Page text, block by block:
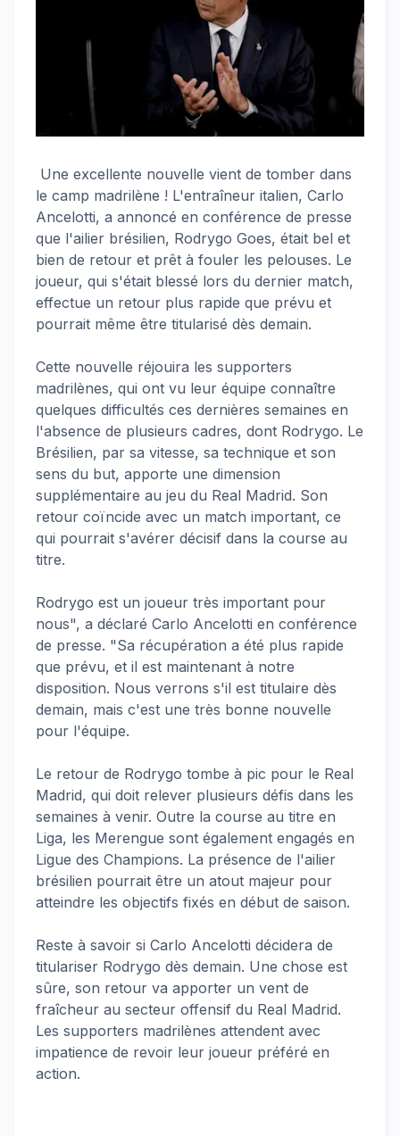
Une excellente nouvelle vient de tomber dans
le camp madrilène ! L'entraîneur italien, Carlo
Ancelotti, a annoncé en conférence de presse
que l'ailier brésilien, Rodrygo Goes, était bel et
bien de retour et prêt à fouler les pelouses. Le
joueur, qui s'était blessé lors du dernier match,
effectue un retour plus rapide que prévu et
pourrait même être titularisé dès demain.
Cette nouvelle réjouira les supporters
madrilènes, qui ont vu leur équipe connaître
quelques difficultés ces dernières semaines en
l'absence de plusieurs cadres, dont Rodrygo. Le
Brésilien, par sa vitesse, sa technique et son
sens du but, apporte une dimension
supplémentaire au jeu du Real Madrid. Son
retour coïncide avec un match important, ce
qui pourrait s'avérer décisif dans la course au
titre.
Rodrygo est un joueur très important pour
nous", a déclaré Carlo Ancelotti en conférence
de presse. "Sa récupération a été plus rapide
que prévu, et il est maintenant à notre
disposition. Nous verrons s'il est titulaire dès
demain, mais c'est une très bonne nouvelle
pour l'équipe.
Le retour de Rodrygo tombe à pic pour le Real
Madrid, qui doit relever plusieurs défis dans les
semaines à venir. Outre la course au titre en
Liga, les Merengue sont également engagés en
Ligue des Champions. La présence de l'ailier
brésilien pourrait être un atout majeur pour
atteindre les objectifs fixés en début de saison.
Reste à savoir si Carlo Ancelotti décidera de
titulariser Rodrygo dès demain. Une chose est
sûre, son retour va apporter un vent de
fraîcheur au secteur offensif du Real Madrid.
Les supporters madrilènes attendent avec
impatience de revoir leur joueur préféré en
action.